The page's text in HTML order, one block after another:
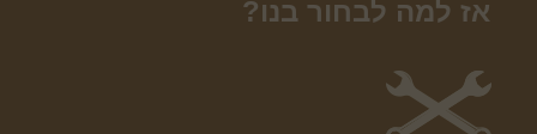
אז למה לבחור בנו?